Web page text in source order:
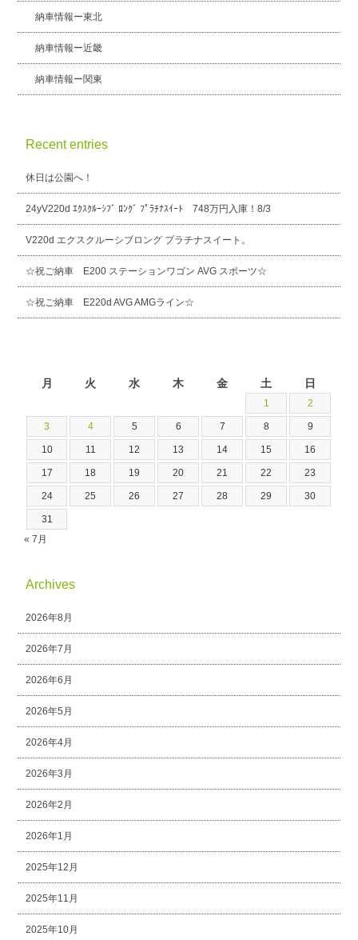
納車情報ー東北
納車情報ー近畿
納車情報ー関東
Recent entries
休日は公園へ！
24yV220d ｴｸｽｸﾙｰｼﾌﾞ ﾛﾝｸﾞ ﾌﾟﾗﾁﾅｽｲｰﾄ 748万円入庫！8/3
V220d エクスクルーシブロング プラチナスイート。
☆祝ご納車 E200 ステーションワゴン AVG スポーツ☆
☆祝ご納車 E220d AVG AMGライン☆
月 火 水 木 金 土 日
1 2
3 4 5 6 7 8 9
10 11 12 13 14 15 16
17 18 19 20 21 22 23
24 25 26 27 28 29 30
31
« 7月
Archives
2026年8月
2026年7月
2026年6月
2026年5月
2026年4月
2026年3月
2026年2月
2026年1月
2025年12月
2025年11月
2025年10月